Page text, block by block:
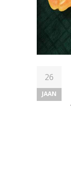
26
JAAN